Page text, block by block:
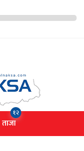
ताजा
१२